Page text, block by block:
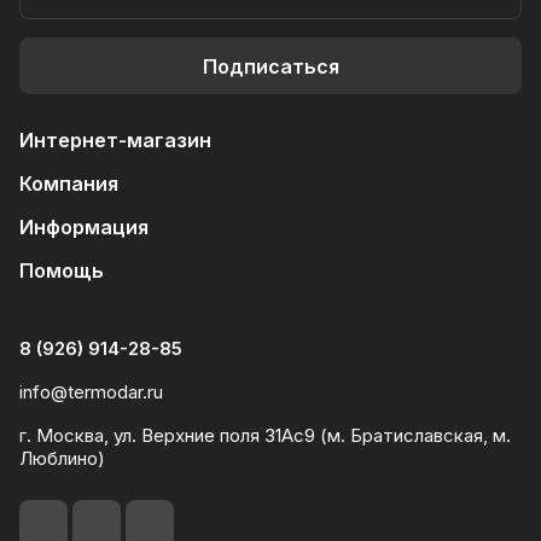
Подписаться
Интернет-магазин
Компания
Информация
Помощь
8 (926) 914-28-85
info@termodar.ru
г. Москва, ул. Верхние поля 31Ас9 (м. Братиславская, м.
Люблино)